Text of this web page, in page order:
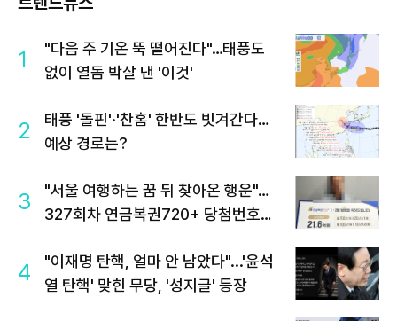
1
"다음 주 기온 뚝 떨어진다"…태풍도
없이 열돔 박살 낸 '이것'
2
태풍 '돌핀'·'찬홈' 한반도 빗겨간다…
예상 경로는?
3
"서울 여행하는 꿈 뒤 찾아온 행운"…
327회차 연금복권720+ 당첨번호조
4
"이재명 탄핵, 얼마 안 남았다"...'윤석
열 탄핵' 맞힌 무당, '성지글' 등장